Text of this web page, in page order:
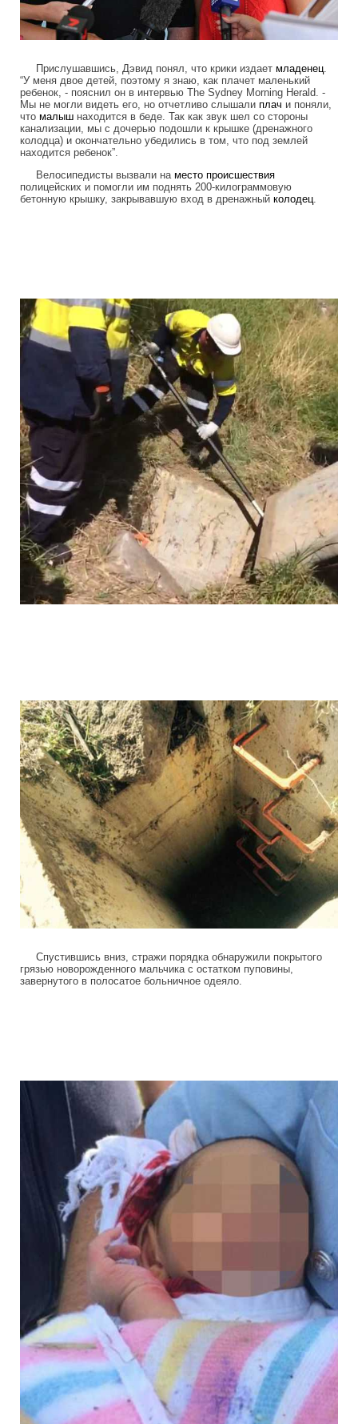
Прислушавшись, Дэвид понял, что крики издает младенец.
“У меня двое детей, поэтому я знаю, как плачет маленький
ребенок, - пояснил он в интервью The Sydney Morning Herald. -
Мы не могли видеть его, но отчетливо слышали плач и поняли,
что малыш находится в беде. Так как звук шел со стороны
канализации, мы с дочерью подошли к крышке (дренажного
колодца) и окончательно убедились в том, что под землей
находится ребенок”.
Велосипедисты вызвали на место происшествия
полицейских и помогли им поднять 200-килограммовую
бетонную крышку, закрывавшую вход в дренажный колодец
Спустившись вниз, стражи порядка обнаружили покрытого
грязью новорожденного мальчика с остатком пуповины,
завернутого в полосатое больничное одеяло.